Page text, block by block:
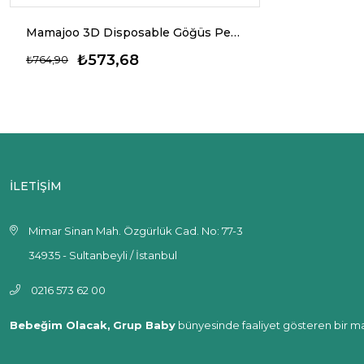
Mamajoo 3D Disposable Göğüs Pedi Ultra Emici ve İnce, 3 X 32 Adet
₺573,68
₺764,90
İLETİŞİM
Mimar Sinan Mah. Özgürlük Cad. No: 77-3
34935 - Sultanbeyli / İstanbul
0216 573 62 00
Bebeğim Olacak, Grup Baby bünyesinde faaliyet gösteren bir